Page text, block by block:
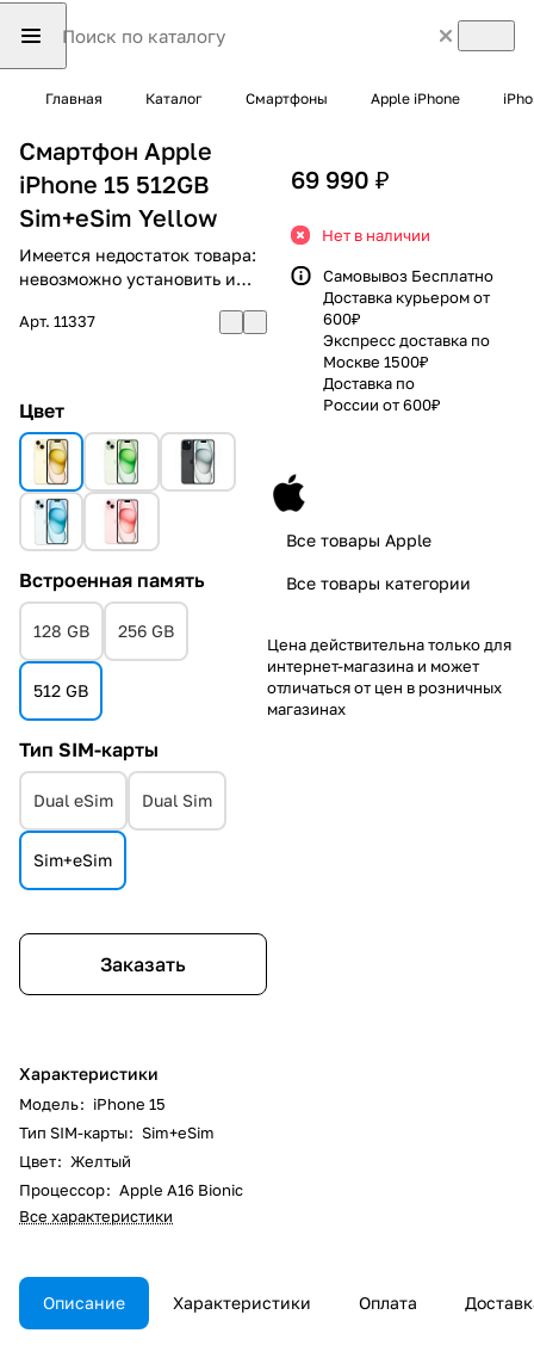
Главная Каталог Смартфоны Apple iPhone
Смартфон Apple
iPhone 15 512GB
Sim+eSim Yellow
Имеется недостаток товара:
невозможно установить и
Арт. 11337
Цвет
Встроенная память
128 GB 256 GB
512 GB
Тип SIM-карты
Dual eSim Dual Sim
Sim+eSim
Заказать
Характеристики
Модель: iPhone 15
Тип SIM-карты: Sim+eSim
Цвет: Желтый
Процессор: Apple A16 Bionic
Все характеристики
69 990 ₽
Нет в наличии
Самовывоз Бесплатно
Доставка курьером от
600₽
Экспресс доставка по
Москве 1500₽
Доставка по
России от 600₽
Все товары Apple
Все товары категории
Цена действительна только для
интернет-магазина и может
отличаться от цен в розничных
магазинах
Описание Характеристики Оплата